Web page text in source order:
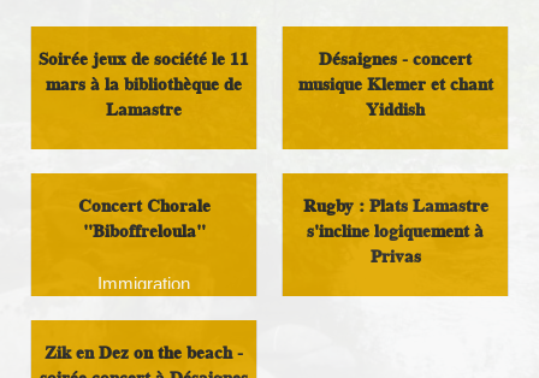
Soirée jeux de société le 11
mars à la bibliothèque de
Lamastre
Désaignes - concert
musique Klemer et chant
Yiddish
Concert Chorale
"Biboffreloula"
Immigration
Rugby : Plats Lamastre
s'incline logiquement à
Privas
Zik en Dez on the beach -